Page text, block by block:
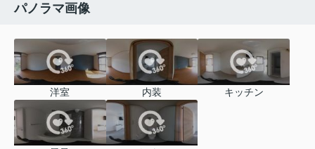
パノラマ画像
洋室 内装 キッチン